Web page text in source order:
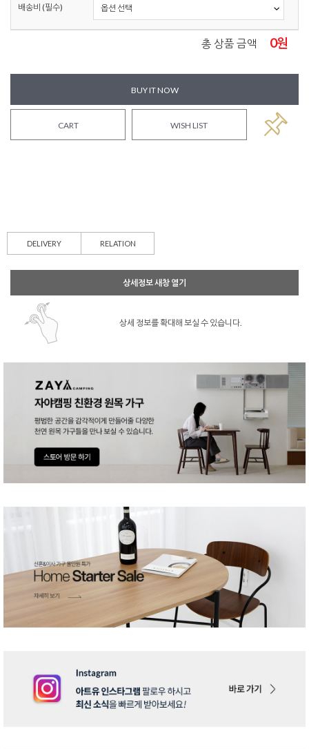
배송비 (필수)
총 상품 금액 0원
BUY IT NOW
CART WISH LIST
DELIVERY RELATION
상세정보 새창 열기
상세 정보를 확대해 보실 수 있습니다.